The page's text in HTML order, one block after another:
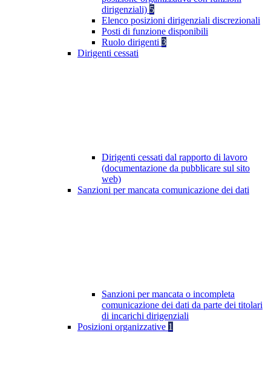
dirigenziali) 5
Elenco posizioni dirigenziali discrezionali
Posti di funzione disponibili
Ruolo dirigenti 3
Dirigenti cessati
Dirigenti cessati dal rapporto di lavoro
(documentazione da pubblicare sul sito
web)
Sanzioni per mancata comunicazione dei dati
Sanzioni per mancata o incompleta
comunicazione dei dati da parte dei titolari
di incarichi dirigenziali
Posizioni organizzative 1